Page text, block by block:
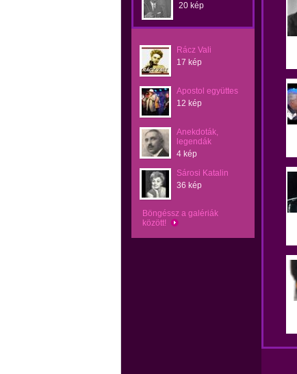
20 kép
Rácz Vali
17 kép
Apostol együttes
12 kép
Anekdoták,
legendák
4 kép
Sárosi Katalin
36 kép
Böngéssz a galériák
között!